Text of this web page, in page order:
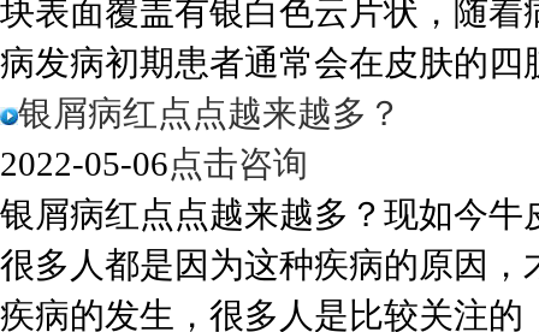
块表面覆盖有银白色云片状，随
病发病初期患者通常会在皮肤的四
银屑病红点点越来越多？
2022-05-06点击咨询
银屑病红点点越来越多？现如今
很多人都是因为这种疾病的原因
疾病的发生，很多人是比较关注的